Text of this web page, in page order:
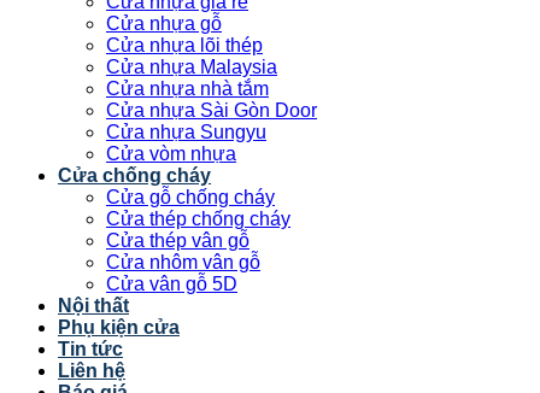
Cửa nhựa gỗ
Cửa nhựa lõi thép
Cửa nhựa Malaysia
Cửa nhựa nhà tắm
Cửa nhựa Sài Gòn Door
Cửa nhựa Sungyu
Cửa vòm nhựa
Cửa chống cháy
Cửa gỗ chống cháy
Cửa thép chống cháy
Cửa thép vân gỗ
Cửa nhôm vân gỗ
Cửa vân gỗ 5D
Nội thất
Phụ kiện cửa
Tin tức
Liên hệ